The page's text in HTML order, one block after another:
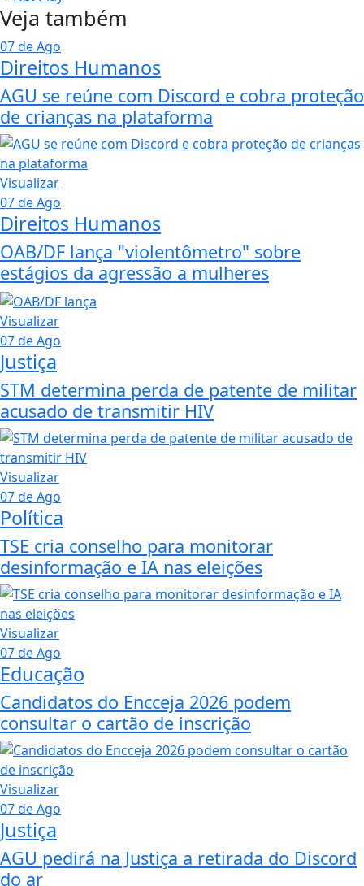
Veja também
07 de Ago
Direitos Humanos
AGU se reúne com Discord e cobra proteção
de crianças na plataforma
Visualizar
07 de Ago
Direitos Humanos
OAB/DF lança "violentômetro" sobre
estágios da agressão a mulheres
Visualizar
07 de Ago
Justiça
STM determina perda de patente de militar
acusado de transmitir HIV
Visualizar
07 de Ago
Política
TSE cria conselho para monitorar
desinformação e IA nas eleições
Visualizar
07 de Ago
Educação
Candidatos do Encceja 2026 podem
consultar o cartão de inscrição
Visualizar
07 de Ago
Justiça
AGU pedirá na Justiça a retirada do Discord
do ar